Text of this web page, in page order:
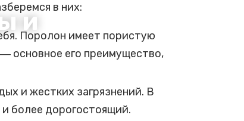
и
в них:
Поролон имеет пористую
основное его преимущество,
и жестких загрязнений. В
более дорогостоящий.